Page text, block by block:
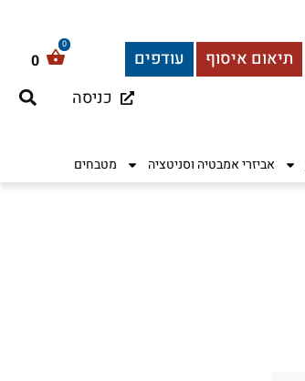
תיאום איסוף עודפים 0
כניסה
אביזרי אמבטיה וסניטציה מטבחים